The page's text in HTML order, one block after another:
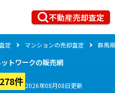
不動産売却査定
定 マンションの売却査定 群馬県
トワークの販売網
件 2026年08月08日更新